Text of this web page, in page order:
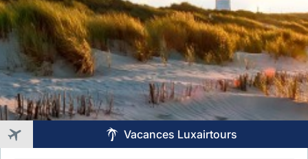
Vacances Luxairtours